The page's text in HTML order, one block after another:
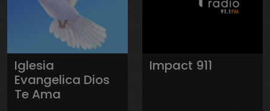
Iglesia
Evangelica Dios
Te Ama
Impact 911